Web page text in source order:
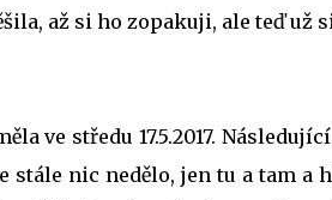
až si ho zopakuji, ale teď už
ve středu 17.5.2017.
stále nic nedělo, jen tu a tam a